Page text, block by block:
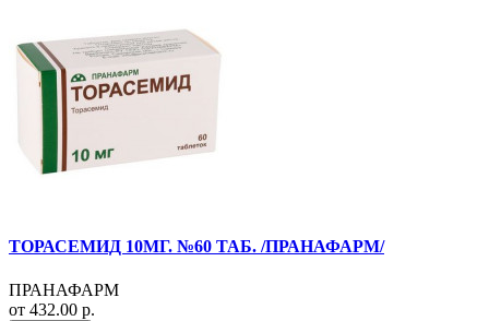
ТОРАСЕМИД 10МГ. №60 ТАБ. /ПРАНАФАРМ/
ПРАНАФАРМ
от 432.00 р.